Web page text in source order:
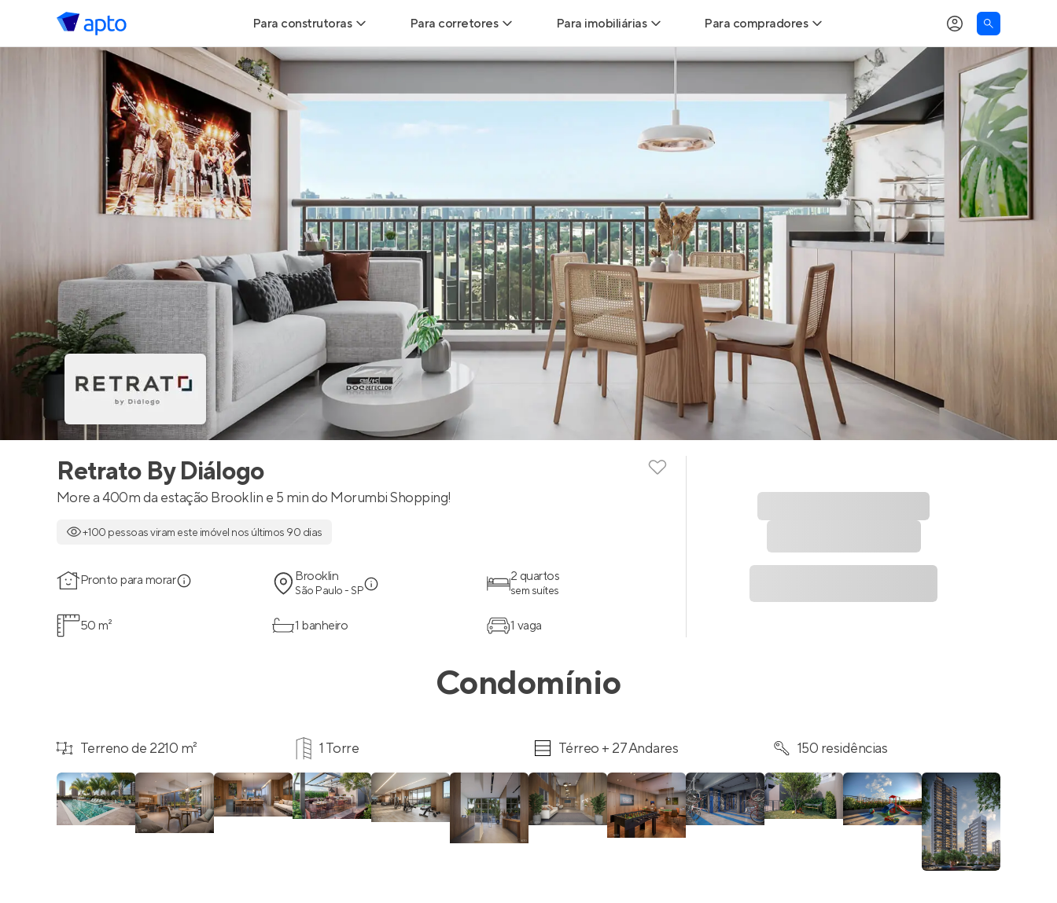
Para construtoras
Geração de Leads
Geração de Visitas
Maiores Construtoras
Parcerias Imobiliárias
Anunciar Imóveis
Para corretores
Hub de Corretores
Perfil Verificado
Anunciar imóveis
Para imobiliárias
Hub de imobiliárias
Anunciar imóveis
Para compradores
Buscar um imóvel novo
Calcule seu Poder de Compra
Comprar x Alugar
Correção do INCC
Simulador de Financiamento
Encontre um corretor
Retrato By Diálogo
More a 400m da estação Brooklin e 5 min do Morumbi Shopping!
+100 pessoas viram este imóvel nos últimos 90 dias
Pronto para morar Brooklin
São Paulo - SP
2 quartos
sem suítes
50 m² 1 banheiro 1 vaga
Condomínio
Terreno de 2210 m² 1 Torre Térreo + 27 Andares 150 residências